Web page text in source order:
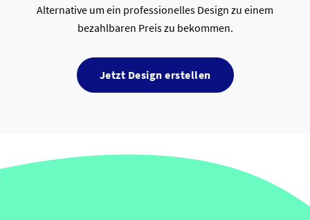
Alternative um ein professionelles Design zu einem
bezahlbaren Preis zu bekommen.
Jetzt Design erstellen